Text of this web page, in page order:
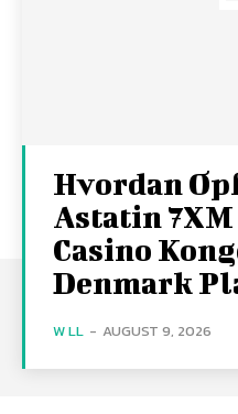
Hvordan
Astatin 7XM
Casino
Denmark
W LL - AUGUST 9, 2026